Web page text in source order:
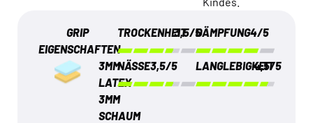
GRIP
EIGENSCHAFTEN
3MM
LATEX
3MM
SCHAUM
TROCKENHEIT3,5/5
NÄSSE3,5/5
DÄMPFUNG4/5
LANGLEBIGKEIT
4,5/5